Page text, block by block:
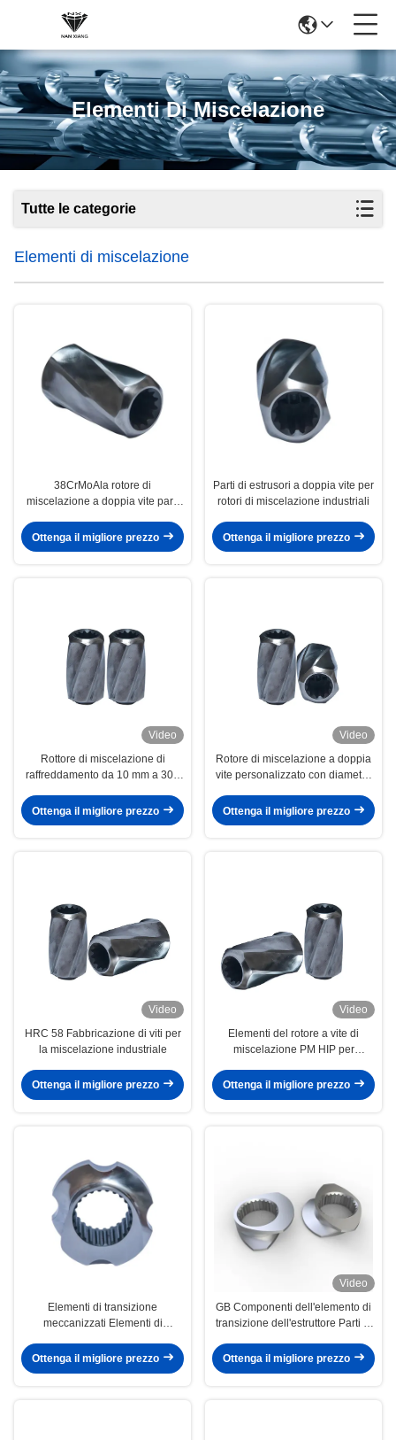
Elementi Di Miscelazione
Tutte le categorie
Elementi di miscelazione
38CrMoAla rotore di
miscelazione a doppia vite parti
macchina ZSK WP ZPT
Ottenga il migliore prezzo
Parti di estrusori a doppia vite per
rotori di miscelazione industriali
Ottenga il migliore prezzo
Video
Rottore di miscelazione di
raffreddamento da 10 mm a 300
vite Standard DIN
Ottenga il migliore prezzo
Video
Rotore di miscelazione a doppia
vite personalizzato con diametro
Ottenga il migliore prezzo
Video
HRC 58 Fabbricazione di viti per
la miscelazione industriale
Ottenga il migliore prezzo
Video
Elementi del rotore a vite di
miscelazione PM HIP per
per la petrochimia
Ottenga il migliore prezzo
Elementi di transizione
meccanizzati Elementi di
indurite a vuoto per gomma
Ottenga il migliore prezzo
Video
GB Componenti dell'elemento di
transizione dell'estruttore Parti di
doppio filo
Ottenga il migliore prezzo